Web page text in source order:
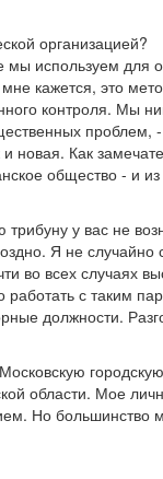
организацией?
мы используем для
кажется, это
контроля. Мы
проблем,
новая. Как
общество - и
у вас не
Я не
во всех случаях
с таким
должности.
области. Мое
Но большинство